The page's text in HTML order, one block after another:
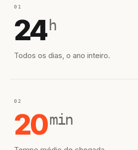
01
24 h
Todos os dias, o ano inteiro.
02
20min